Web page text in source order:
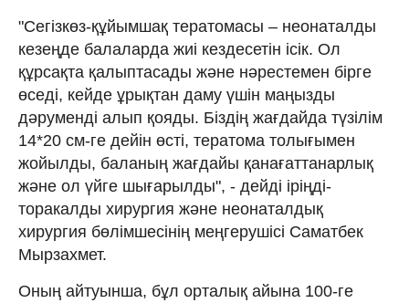
"Сегізкөз-құйымшақ тератомасы – неонаталды
кезеңде балаларда жиі кездесетін ісік. Ол
құрсақта қалыптасады және нәрестемен бірге
өседі, кейде ұрықтан даму үшін маңызды
дәруменді алып қояды. Біздің жағдайда түзілім
14*20 см-ге дейін өсті, тератома толығымен
жойылды, баланың жағдайы қанағаттанарлық
және ол үйге шығарылды", - дейді іріңді-
торакалды хирургия және неонаталдық
хирургия бөлімшесінің меңгерушісі Саматбек
Мырзахмет.
Оның айтуынша, бұл орталық айына 100-ге